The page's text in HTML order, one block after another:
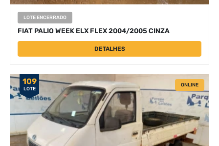
LOTE ENCERRADO
FIAT PALIO WEEK ELX FLEX 2004/2005 CINZA
DETALHES
109
LOTE
ONLINE